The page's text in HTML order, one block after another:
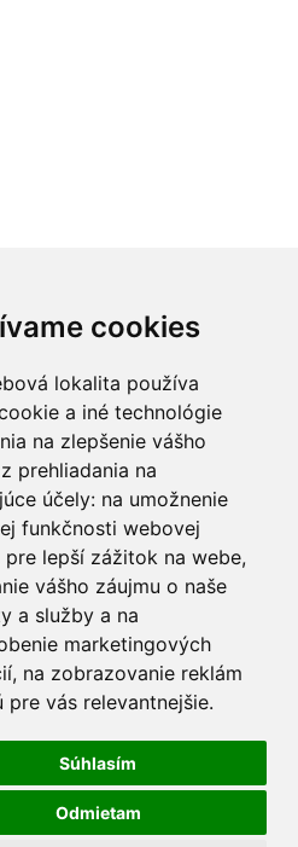
cookies
lokalita používa
a iné technológie
na zlepšenie vášho
prehliadania na
účely: na umožnenie
funkčnosti webovej
pre lepší zážitok na webe,
vášho záujmu o naše
a služby a na
marketingových
, na zobrazovanie reklám
pre vás relevantnejšie.
Súhlasím
Odmietam
real-money